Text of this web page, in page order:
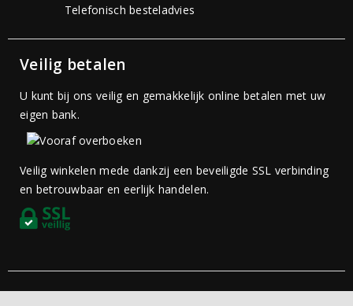
Telefonisch besteladvies
Veilig betalen
U kunt bij ons veilig en gemakkelijk online betalen met uw
eigen bank.
Veilig winkelen mede dankzij een beveiligde SSL verbinding
en betrouwbaar en eerlijk handelen.